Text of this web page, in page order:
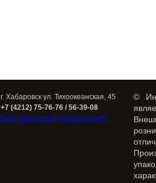
г. Хабаровск ул. Тихоокеанская, 45
+7 (4212) 75-76-76 / 56-39-08
Политика конфиденциальности
©